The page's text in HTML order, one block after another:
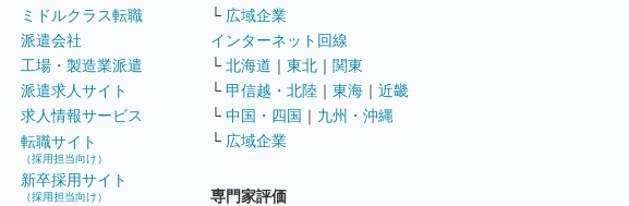
ミドルクラス転職
派遣会社
工場・製造業派遣
派遣求人サイト
求人情報サービス
転職サイト
（採用担当向け）
新卒採用サイト
（採用担当向け）
└ 広域企業
インターネット回線
└ 北海道 ｜ 東北 ｜ 関東
└ 甲信越・北陸 ｜ 東海 ｜ 近畿
└ 中国・四国 ｜ 九州・沖縄
└ 広域企業
専門家評価